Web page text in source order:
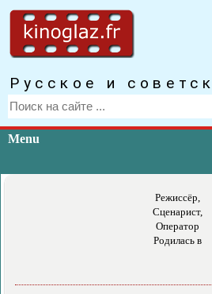
Русское и
Menu
Режиссёр,
Сценарист,
Оператор
Родилась в